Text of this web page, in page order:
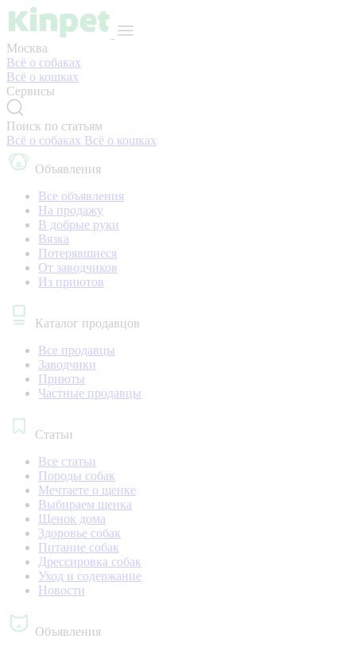
Москва
Всё о собаках
Всё о кошках
Сервисы
Поиск по статьям
Всё о собаках Всё о кошках
Объявления
Все объявления
На продажу
В добрые руки
Вязка
Потерявшиеся
От заводчиков
Из приютов
Каталог продавцов
Все продавцы
Заводчики
Приюты
Частные продавцы
Статьи
Все статьи
Породы собак
Мечтаете о щенке
Выбираем щенка
Щенок дома
Здоровье собак
Питание собак
Дрессировка собак
Уход и содержание
Новости
Объявления